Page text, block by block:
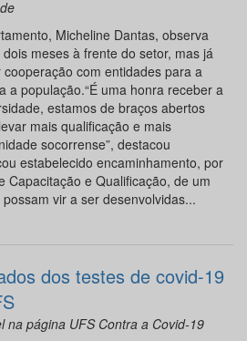
Micheline Dantas, observa
meses à frente do setor, mas já
com entidades para a
a população.“É uma honra receber a
estamos de braços abertos
mais qualificação e mais
socorrense”, destacou
estabelecido encaminhamento, por
Capacitação e Qualificação, de um
vir a ser desenvolvidas...
dos testes de covid-19
na página UFS Contra a Covid-19